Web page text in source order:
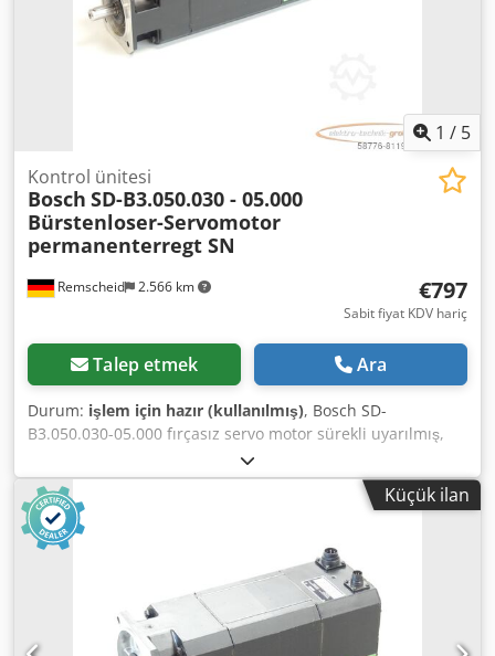
1 / 5
Remscheid 2.566 km
Kontrol ünitesi
Bosch SD-B3.050.030 - 05.000
Bürstenloser-Servomotor
permanenterregt SN
€797
Sabit fiyat KDV hariç
Talep etmek Ara
Durum: işlem için hazır (kullanılmış), Bosch SD-
B3.050.030-05.000 fırçasız servo motor sürekli uyarılmış,
SN, kullanılmış, normal kullanım belirtileri, %100 işlevsel,
teslimat kapsamı fotoğraflara göre Dedpfx Aei D E S Isf Tskr
Küçük ilan